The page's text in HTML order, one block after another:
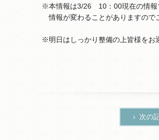
※本情報は3/26 10：00現在の情報
情報が変わることがありますので
※明日はしっかり整備の上皆様をお
次の